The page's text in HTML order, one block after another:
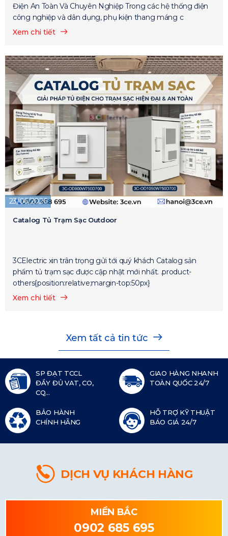
Điện An Toàn Và Chuyên Nghiệp Trong các hệ thống điện
công nghiệp và dân dụng, phụ kiện thang máng c
Xem chi tiết
23/06/2026
Catalog Tủ Trạm Sạc Outdoor
3CElectric xin trân trọng gửi tới quý khách Catalog sản
phẩm tủ trạm sạc được cập nhật mới nhất. .product-
others{position:relative;margin-top:50px}
Xem chi tiết
Xem tất cả tin tức
SP ĐẠT TCCL
ĐẦY ĐỦ VAT, CO,
CQ...
GIAO HÀNG NHANH
TOÀN QUỐC 24/7
BẢO HÀNH
CHÍNH HÃNG
HỖ TRỢ KỸ THUẬT
BÁO GIÁ 24/7
DỊCH VỤ KHÁCH HÀNG
MIỀN BẮC
0902 685 695